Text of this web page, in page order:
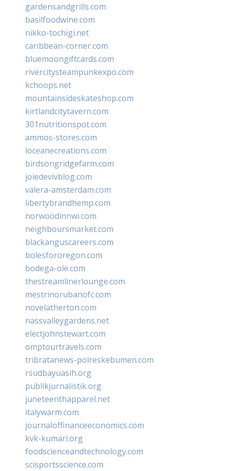
gardensandgrills.com
basilfoodwine.com
nikko-tochigi.net
caribbean-corner.com
bluemoongiftcards.com
rivercitysteampunkexpo.com
kchoops.net
mountainsideskateshop.com
kirtlandcitytavern.com
301nutritionspot.com
ammos-stores.com
loceanecreations.com
birdsongridgefarm.com
joiedevivblog.com
valera-amsterdam.com
libertybrandhemp.com
norwoodinnwi.com
neighboursmarket.com
blackanguscareers.com
bolesfororegon.com
bodega-ole.com
thestreamlinerlounge.com
mestrinorubanofc.com
novelatherton.com
nassvalleygardens.net
electjohnstewart.com
omptourtravels.com
tribratanews-polreskebumen.com
rsudbayuasih.org
publikjurnalistik.org
juneteenthapparel.net
italywarm.com
journaloffinanceeconomics.com
kvk-kumari.org
foodscienceandtechnology.com
scisportsscience.com